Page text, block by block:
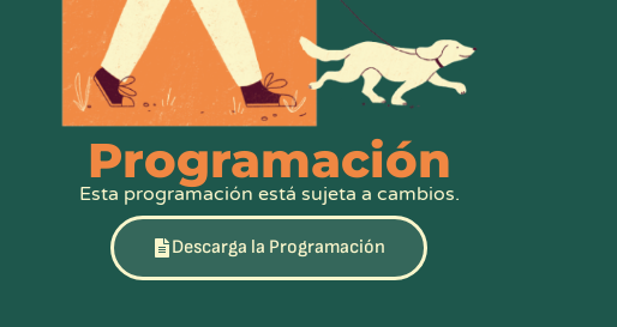
Programación
Esta programación está sujeta a cambios.
Descarga la Programación